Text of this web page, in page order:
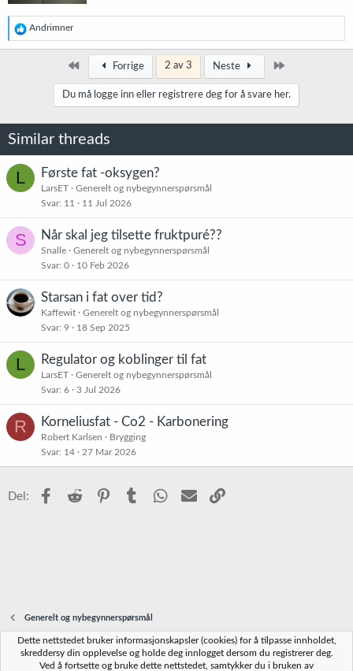
R
e
a
r
Andrimner
Først Forrige 2 av 3 Neste
Du må logge inn eller registrere deg for å svare her.
Similar threads
L Første fat -oksygen?
LarsET
Generelt og nybegynnerspørsmål
Svar 11 11 Jul 2026
S Når skal jeg tilsette fruktpuré??
Snalle
Generelt og nybegynnerspørsmål
Svar 0 10 Feb 2026
Starsan i fat over tid?
Kaffewit
Generelt og nybegynnerspørsmål
Svar 9 18 Sep 2025
L Regulator og koblinger til fat
LarsET
Generelt og nybegynnerspørsmål
Svar 6 3 Jul 2026
R Korneliusfat - Co2 - Karbonering
Robert Karlsen
Brygging
Svar 14 27 Mar 2026
Del: Facebook
Reddit PinterestTumblr WhatsApp
E-post
Generelt og nybegynnerspørsmål
Norbrygg-default
Dette nettstedet bruker informasjonskapsler (cookies) for å tilpasse innholdet,
skreddersy din opplevelse og holde deg innlogget dersom du registrerer deg.
Ved å fortsette og bruke dette nettstedet, samtykker du i bruken av